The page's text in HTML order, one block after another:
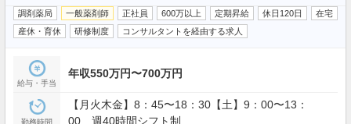
調剤薬局 一般薬剤師 正社員 600万以上 定期昇給 休日120日
在宅
産休・育休
研修制度 コンサルタントを経由する求人
給与・手当
年収550万円〜700万円
勤務時間
【月火木金】8：45〜18：30【土】9：00〜13：
00 週40時間シフト制